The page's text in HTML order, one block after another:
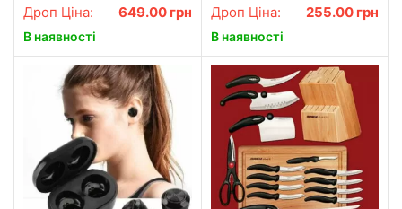
Дроп Ціна: 649.00 грн
В наявності
Дроп Ціна: 255.00 грн
В наявності